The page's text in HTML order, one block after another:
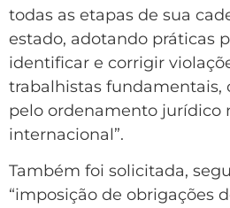
todas as etapas de sua
estado, adotando práticas
identificar e corrigir
trabalhistas fundamentais,
pelo ordenamento jurídico
internacional”.
Também foi solicitada,
“imposição de obrigações